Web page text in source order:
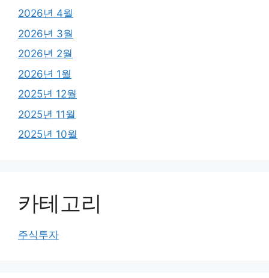
2026년 4월
2026년 3월
2026년 2월
2026년 1월
2025년 12월
2025년 11월
2025년 10월
카테고리
주식투자